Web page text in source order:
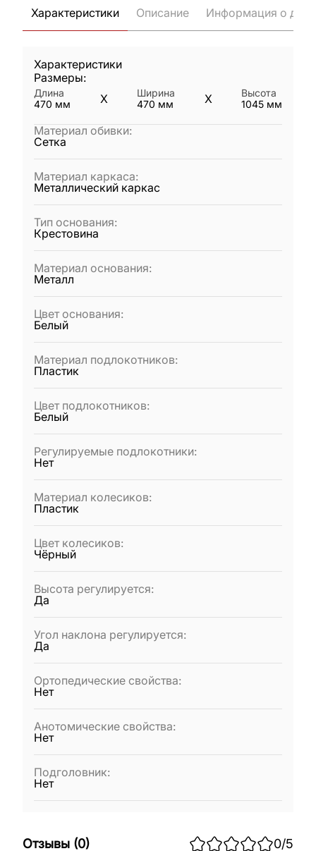
Характеристики Описание Информация о
Характеристики
Размеры:
Длина
470 мм X
Ширина
470 мм X
Высота
1045 мм
Материал обивки:
Сетка
Материал каркаса:
Металлический каркас
Тип основания:
Крестовина
Материал основания:
Металл
Цвет основания:
Белый
Материал подлокотников:
Пластик
Цвет подлокотников:
Белый
Регулируемые подлокотники:
Нет
Материал колесиков:
Пластик
Цвет колесиков:
Чёрный
Высота регулируется:
Да
Угол наклона регулируется:
Да
Ортопедические свойства:
Нет
Анотомические свойства:
Нет
Подголовник:
Нет
Отзывы (0) 0/5